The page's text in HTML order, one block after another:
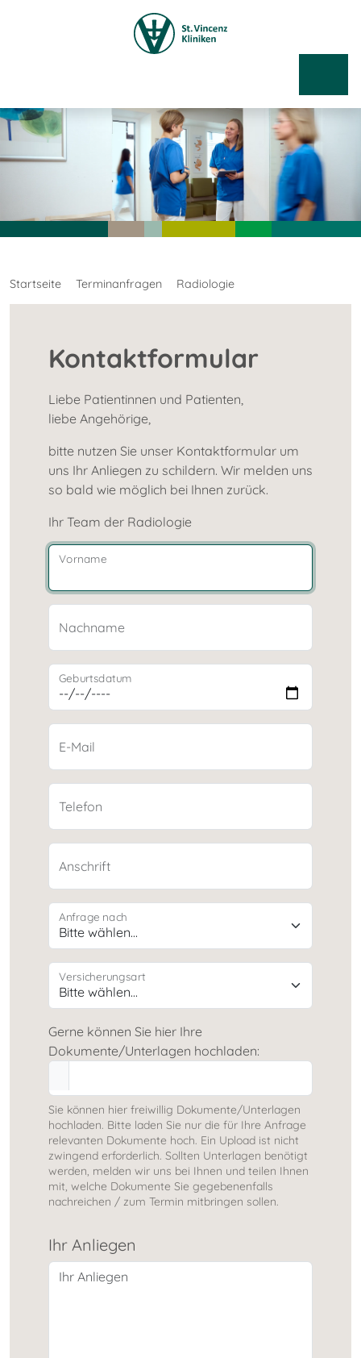
Startseite Terminanfragen Radiologie
Kontaktformular
Liebe Patientinnen und Patienten,
liebe Angehörige,
bitte nutzen Sie unser Kontaktformular um
uns Ihr Anliegen zu schildern. Wir melden uns
so bald wie möglich bei Ihnen zurück.
Ihr Team der Radiologie
Vorname
Nachname
Geburtsdatum
E-Mail
Telefon
Anschrift
Anfrage nach
Versicherungsart
Gerne können Sie hier Ihre
Dokumente/Unterlagen hochladen:
Sie können hier freiwillig Dokumente/Unterlagen
hochladen. Bitte laden Sie nur die für Ihre Anfrage
relevanten Dokumente hoch. Ein Upload ist nicht
zwingend erforderlich. Sollten Unterlagen benötigt
werden, melden wir uns bei Ihnen und teilen Ihnen
mit, welche Dokumente Sie gegebenenfalls
nachreichen / zum Termin mitbringen sollen.
Ihr Anliegen